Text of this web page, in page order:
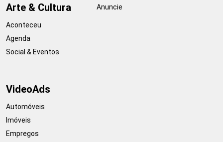
Arte & Cultura
Aconteceu
Agenda
Social & Eventos
Anuncie
VideoAds
Automóveis
Imóveis
Empregos